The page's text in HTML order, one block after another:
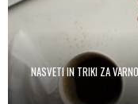
NASVETI IN TRIKI ZA